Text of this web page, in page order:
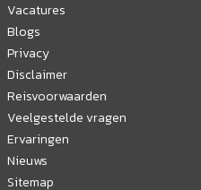
Vacatures
Blogs
Privacy
Disclaimer
Reisvoorwaarden
Veelgestelde vragen
Ervaringen
Nieuws
Sitemap